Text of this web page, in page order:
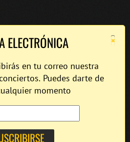
×
ELECTRÓNICA
en tu correo nuestra
Puedes darte de
momento